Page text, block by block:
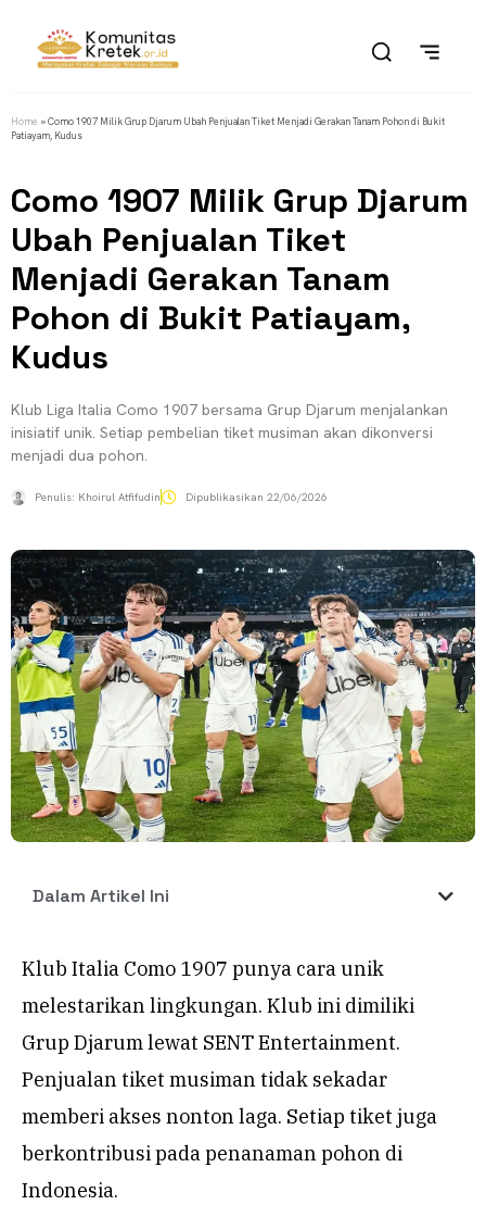
Home »Como 1907 Milik Grup Djarum Ubah Penjualan Tiket Menjadi Gerakan Tanam Pohon di Bukit
Patiayam, Kudus
Como 1907 Milik Grup Djarum
Ubah Penjualan Tiket
Menjadi Gerakan Tanam
Pohon di Bukit Patiayam,
Kudus
Klub Liga Italia Como 1907 bersama Grup Djarum menjalankan
inisiatif unik. Setiap pembelian tiket musiman akan dikonversi
menjadi dua pohon.
Penulis: Khoirul Atfifudin Dipublikasikan 22/06/2026
Dalam Artikel Ini
Klub Italia Como 1907 punya cara unik
melestarikan lingkungan. Klub ini dimiliki
Grup Djarum lewat SENT Entertainment.
Penjualan tiket musiman tidak sekadar
memberi akses nonton laga. Setiap tiket juga
berkontribusi pada penanaman pohon di
Indonesia.